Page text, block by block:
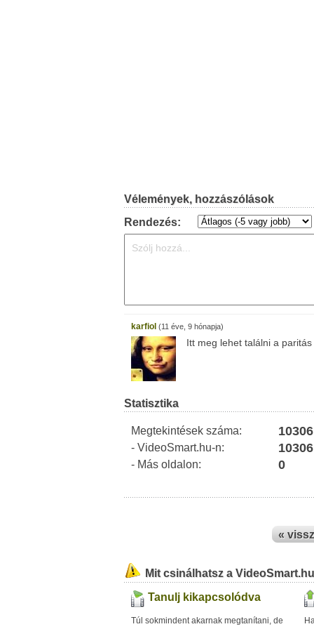
Vélemények, hozzászólások
Rendezés:
karfiol (11 éve, 9 hónapja)
Itt meg lehet találni a
Statisztika
Megtekintések száma: 10306
- VideoSmart.hu-n: 10306
- Más oldalon: 0
«
Mit csinálhatsz a
Tanulj kikapcsolódva
Túl sokmindent akarnak megtanítani, de